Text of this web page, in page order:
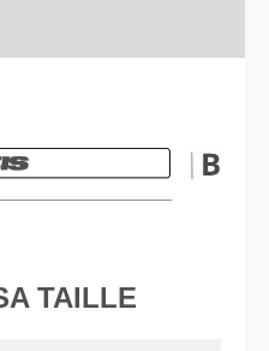
TAILLE